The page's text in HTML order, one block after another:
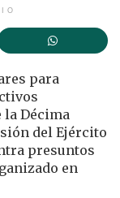
para
la Décima
del Ejército
presuntos
en